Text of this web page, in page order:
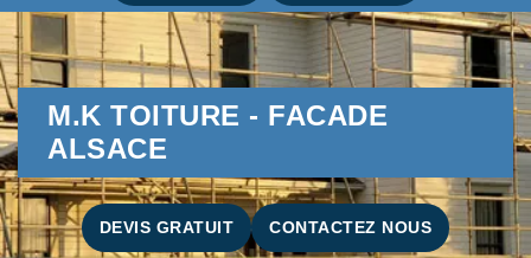
M.K TOITURE - FACADE
ALSACE
DEVIS GRATUIT CONTACTEZ NOUS